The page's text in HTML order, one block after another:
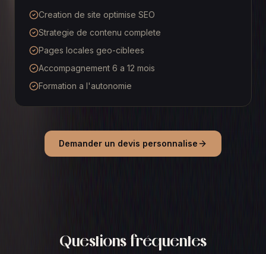
Creation de site optimise SEO
Strategie de contenu complete
Pages locales geo-ciblees
Accompagnement 6 a 12 mois
Formation a l'autonomie
Demander un devis personnalise
Questions fréquentes